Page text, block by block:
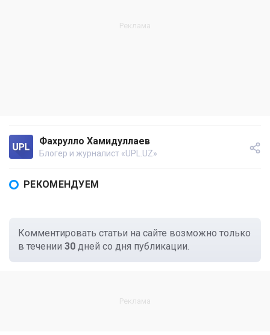
Фахрулло Хамидуллаев
Блогер и журналист «UPL.UZ»
РЕКОМЕНДУЕМ
Комментировать статьи на сайте возможно только
в течении 30 дней со дня публикации.